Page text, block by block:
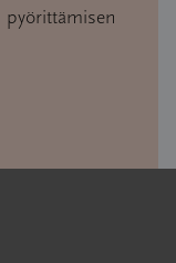
pyörittämisen